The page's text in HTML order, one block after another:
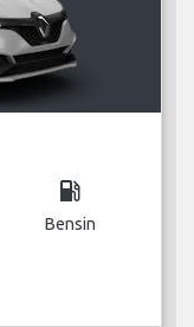
local_gas_station
Bensin